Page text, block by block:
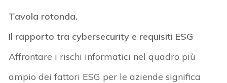
Tavola rotonda.
Il rapporto tra cybersecurity e requisiti ESG
Affrontare i rischi informatici nel quadro più
ampio dei fattori ESG per le aziende significa